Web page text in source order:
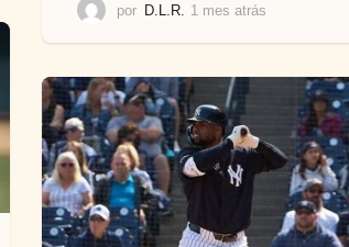
por D.L.R. 1 mes atrás
á
s